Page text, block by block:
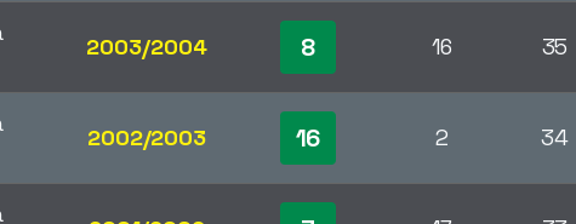
2003/2004 8 16 35
2002/2003 16 2 34